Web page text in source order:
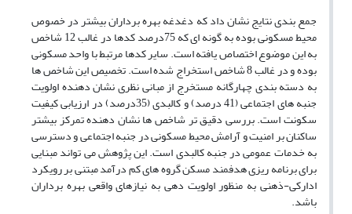
جمع بندی نتایج نشان داد که دغدغه بهره برداران بیشتر در خصوص
محیط مسکونی بوده به گونه ای که 75درصد کدها در غالب 12 شاخص
به این موضوع اختصاص یافته است. سایر کدها مرتبط با واحد مسکونی
بوده و در غالب 8 شاخص استخراج شده است. تخصیص این شاخص ها
به دسته بندی چهارگانه مستخرج از مبانی نظری نشان دهنده اولویت
جنبه های اجتماعی (41 درصد) و کالبدی (35درصد) در ارزیابی کیفیت
سکونت است. بررسی دقیق تر شاخص ها نشان دهنده تمرکز بیشتر
ساکنان بر امنیت و آرامش محیط مسکونی در جنبه اجتماعی و دسترسی
به خدمات عمومی در جنبه کالبدی است. این پژوهش می تواند مبنایی
برای برنامه ریزی هدفمند مسکن گروه های کم درآمد مبتنی بر رویکرد
ادارکی-ذهنی به منظور اولویت دهی به نیازهای واقعی بهره برداران
باشد.